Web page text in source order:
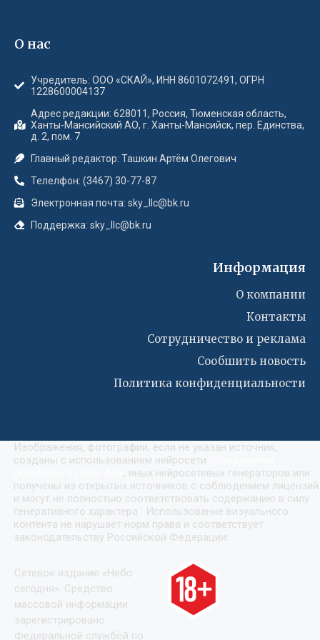
О нас
Учредитель: ООО «СКАЙ», ИНН 8601072491, ОГРН
1228600004137
Адрес редакции: 628011, Россия, Тюменская область,
Ханты-Мансийский АО, г. Ханты-Мансийск, пер. Единства,
д. 2, пом. 7
Главный редактор: Ташкин Артём Олегович
Телелфон: (3467) 30-77-87
Электронная почта: sky_llc@bk.ru
Поддержка: sky_llc@bk.ru
Информация
О компании
Контакты
Сотрудничество и реклама
Сообшить новость
Политика конфиденциальности
Изображения, фотографии, если не указан источник,
созданы с использованием нейросети
, иных нейросетевых генераторов или
получены из открытых источников с соблюдением лицензий
и могут не полностью соответствовать содержанию в силу
генеративного характера. Использование визуального
контента не нарушает норм права и соответствует
законодательству Российской Федерации.
Сетевое издание «Небо
сегодня». Средство
массовой информации
зарегистрировано
Федеральной службой по